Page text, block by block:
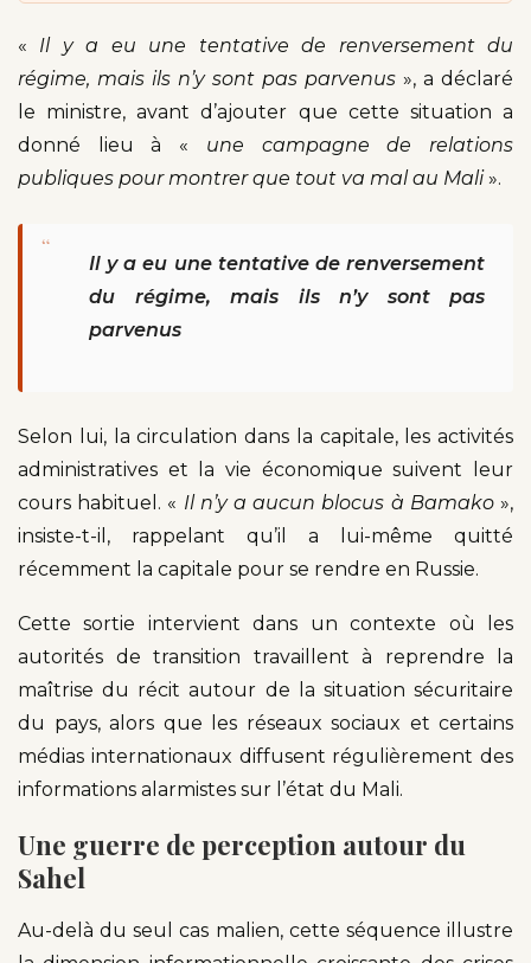
« Il y a eu une tentative de renversement du
régime, mais ils n’y sont pas parvenus », a déclaré
le ministre, avant d’ajouter que cette situation a
donné lieu à « une campagne de relations
publiques pour montrer que tout va mal au Mali».
“
Il y a eu une tentative de renversement
du régime, mais ils n’y sont pas
parvenus
Selon lui, la circulation dans la capitale, les activités
administratives et la vie économique suivent leur
cours habituel. « Il n’y a aucun blocus à Bamako»,
insiste-t-il, rappelant qu’il a lui-même quitté
récemment la capitale pour se rendre en Russie.
Cette sortie intervient dans un contexte où les
autorités de transition travaillent à reprendre la
maîtrise du récit autour de la situation sécuritaire
du pays, alors que les réseaux sociaux et certains
médias internationaux diffusent régulièrement des
informations alarmistes sur l’état du Mali.
Une guerre de perception autour du
Sahel
Au-delà du seul cas malien, cette séquence illustre